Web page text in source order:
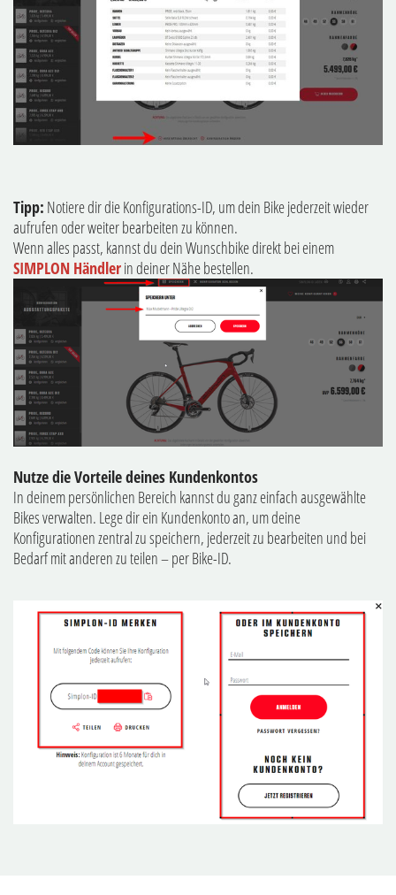
Tipp: Notiere dir die Konfigurations-ID, um dein Bike jederzeit wieder
aufrufen oder weiter bearbeiten zu können.
Wenn alles passt, kannst du dein Wunschbike direkt bei einem
SIMPLON Händlerin deiner Nähe bestellen.
Nutze die Vorteile deines Kundenkontos
In deinem persönlichen Bereich kannst du ganz einfach ausgewählte
Bikes verwalten. Lege dir ein Kundenkonto an, um deine
Konfigurationen zentral zu speichern, jederzeit zu bearbeiten und bei
Bedarf mit anderen zu teilen – per Bike-ID.